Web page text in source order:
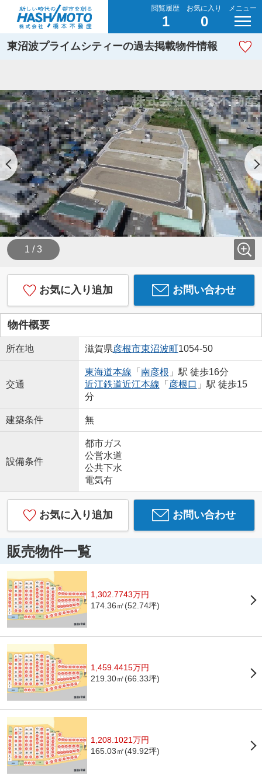
閲覧履歴
1
お気に入り
0
メニュー
東沼波プライムシティーの過去掲載物件情報
1 / 3
お気に入り追加 お問い合わせ
物件概要
所在地 滋賀県彦根市東沼波町1054-50
交通
東海道本線 「 南彦根 」駅 徒歩16分
近江鉄道近江本線 「 彦根口 」駅 徒歩15
分
建築条件 無
設備条件
都市ガス
公営水道
公共下水
電気有
お気に入り追加 お問い合わせ
販売物件一覧
1,302.7743万円
174.36㎡(52.74坪)
1,459.4415万円
219.30㎡(66.33坪)
1,208.1021万円
165.03㎡(49.92坪)